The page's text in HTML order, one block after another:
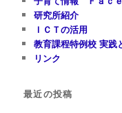
研究所紹介
ＩＣＴの活用
教育課程特例校 実践
リンク
最近の投稿